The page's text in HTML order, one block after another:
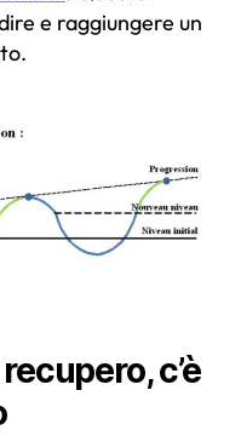
e raggiungere un
c’è